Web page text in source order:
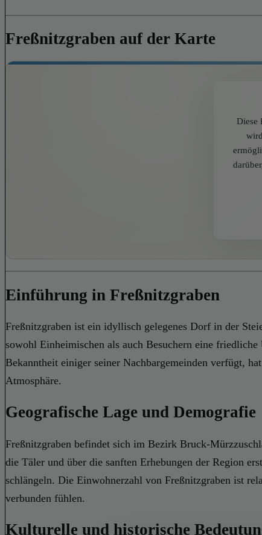
Freßnitzgraben auf der Karte
Diese
Einführung in Freßnitzgraben
Freßnitzgraben ist ein idyllisch gelegenes Dorf in der
sowohl Einheimischen als auch Besuchern eine
Bekanntheit einiger seiner Nachbargemeinden verfügt,
Atmosphäre.
Geografische Lage und Demografie
Freßnitzgraben befindet sich im Bezirk Bruck-
die Täler und über die sanften Erhebungen der Region
schlängeln. Die Einwohnerzahl von Freßnitzgraben ist
verbunden fühlen.
Kulturelle und historische